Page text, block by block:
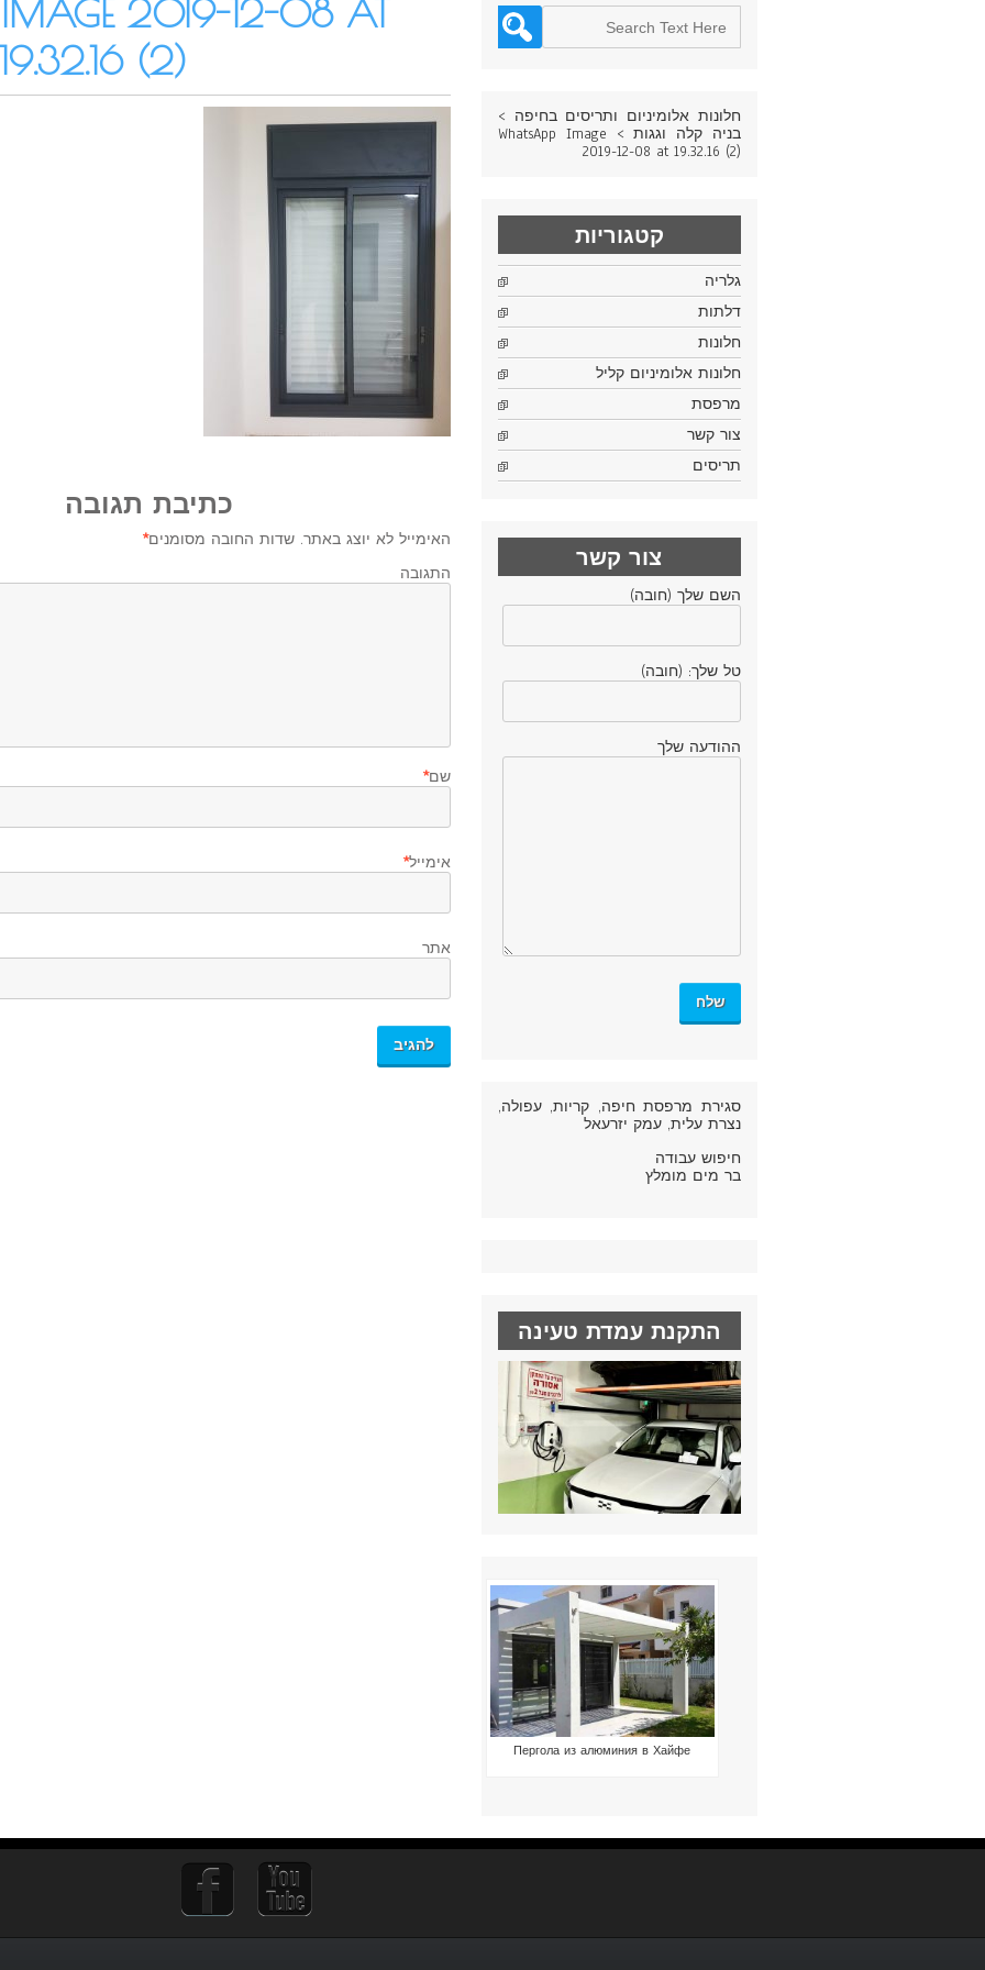
IMAGE 2019-12-08 AT
19.32.16 (2)
כתיבת תגובה
האימייל לא יוצג באתר. שדות החובה מסומנים*
התגובה
שם*
אימייל*
אתר
חלונות אלומיניום ותריסים בחיפה >
בניה קלה וגגות>
WhatsApp Image
2019-12-08 at 19.32.16 (2)
קטגוריות
גלריה
דלתות
חלונות
חלונות אלומיניום קליל
מרפסת
צור קשר
תריסים
צור קשר
השם שלך (חובה)
טל שלך: (חובה)
ההודעה שלך
סגירת מרפסת חיפה, קריות, עפולה,
נצרת עלית, עמק יזרעאל
חיפוש עבודה
בר מים מומלץ
התקנת עמדת טעינה
Пергола из алюминия в Хайфе